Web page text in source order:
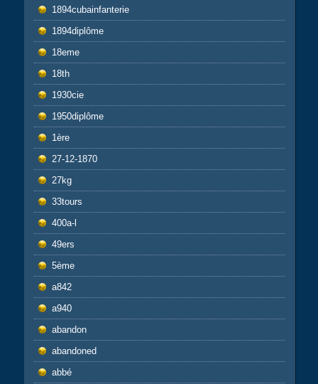
1894cubainfanterie
1894diplôme
18eme
18th
1930cie
1950diplôme
1ère
27-12-1870
27kg
33tours
400a-l
49ers
5ème
a842
a940
abandon
abandoned
abbé